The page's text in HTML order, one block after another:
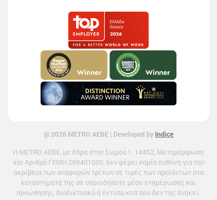
@ 2026 ΜETRO AEBE | Developed by Indice
Η METRO ΑΕΒΕ, με έδρα στην Σωρού 1, 14452, Μεταμόρφωση
και Αριθμό ΓΕΜΗ 299401000, δεν φέρει καμία ευθύνη για την
ακρίβεια των αναφορών τρίτων σε τιμές των προϊόντων στα
καταστήματά της σε οποιοδήποτε μέσο ενημέρωσης και
προώθησης, διαδικτυακό ή έντυπο κλπ που δεν της ανήκει.